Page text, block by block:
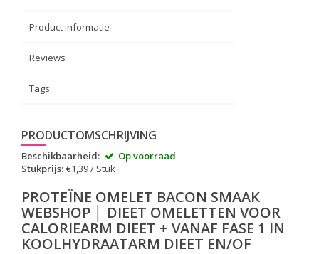
Product informatie
Reviews
Tags
PRODUCTOMSCHRIJVING
Beschikbaarheid:
Op voorraad
Stukprijs: €1,39 / Stuk
PROTEÏNE OMELET BACON SMAAK
WEBSHOP │ DIEET OMELETTEN VOOR
CALORIEARM DIEET + VANAF FASE 1 IN
KOOLHYDRAATARM DIEET EN/OF